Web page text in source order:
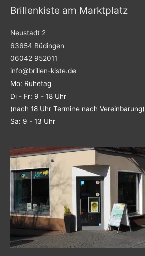
Brillenkiste am Marktplatz
Neustadt 2
63654 Büdingen
06042 952011
info@brillen-kiste.de
Mo: Ruhetag
Di - Fr: 9 - 18 Uhr
(nach 18 Uhr Termine nach Vereinbarung)
Sa: 9 - 13 Uhr